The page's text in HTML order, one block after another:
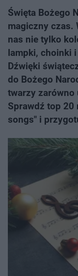
Święta Bożego
magiczny czas.
nas nie tylko
lampki, choinki
Dźwięki
do Bożego
twarzy zarówno
Sprawdź top 20
songs" i